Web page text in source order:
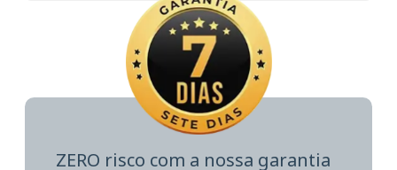
ZERO risco com a nossa garantia